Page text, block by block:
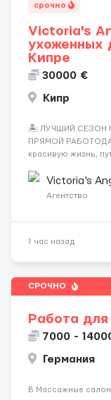
срочно
Victoria's
ухоженных
Кипре
30000 €
Кипр
🏝️ ЛУЧШИЙ СЕЗОН
ПРЯМОЙ
красивую жизнь,
Опытная команда с
клиентов (без ...
Victoria's
Агентство
1 час назад
СРОЧНО
Работа
7000 -
Германия
В Массажные